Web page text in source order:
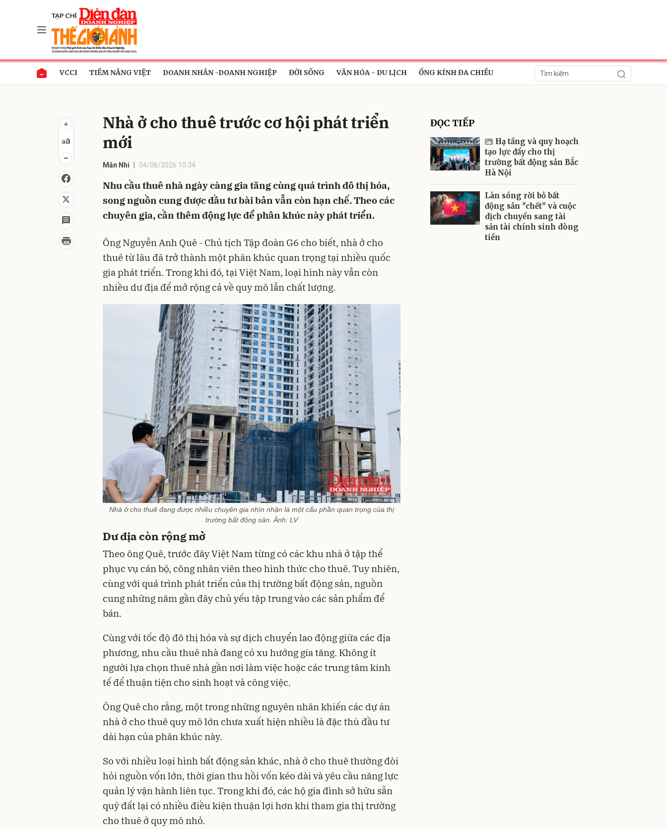
VCCI TIỀM NĂNG VIỆT DOANH NHÂN -DOANH NGHIỆP ĐỜI SỐNG VĂN HÓA - DU LỊCH ỐNG KÍNH ĐA CHIỀU
Nhà ở cho thuê trước cơ hội phát triển
mới
Mẫn Nhi 04/06/2026 10:34
Nhu cầu thuê nhà ngày càng gia tăng cùng quá trình đô thị hóa,
song nguồn cung được đầu tư bài bản vẫn còn hạn chế. Theo các
chuyên gia, cần thêm động lực để phân khúc này phát triển.
Ông Nguyễn Anh Quê - Chủ tịch Tập đoàn G6 cho biết, nhà ở cho
thuê từ lâu đã trở thành một phân khúc quan trọng tại nhiều quốc
gia phát triển. Trong khi đó, tại Việt Nam, loại hình này vẫn còn
nhiều dư địa để mở rộng cả về quy mô lẫn chất lượng.
Nhà ở cho thuê đang được nhiều chuyên gia nhìn nhận là một cấu phần quan trọng của thị
trường bất động sản. Ảnh: LV
Dư địa còn rộng mở
Theo ông Quê, trước đây Việt Nam từng có các khu nhà ở tập thể
phục vụ cán bộ, công nhân viên theo hình thức cho thuê. Tuy nhiên,
cùng với quá trình phát triển của thị trường bất động sản, nguồn
cung những năm gần đây chủ yếu tập trung vào các sản phẩm để
bán.
Cùng với tốc độ đô thị hóa và sự dịch chuyển lao động giữa các địa
phương, nhu cầu thuê nhà đang có xu hướng gia tăng. Không ít
người lựa chọn thuê nhà gần nơi làm việc hoặc các trung tâm kinh
tế để thuận tiện cho sinh hoạt và công việc.
Ông Quê cho rằng, một trong những nguyên nhân khiến các dự án
nhà ở cho thuê quy mô lớn chưa xuất hiện nhiều là đặc thù đầu tư
dài hạn của phân khúc này.
So với nhiều loại hình bất động sản khác, nhà ở cho thuê thường đòi
hỏi nguồn vốn lớn, thời gian thu hồi vốn kéo dài và yêu cầu năng lực
quản lý vận hành liên tục. Trong khi đó, các hộ gia đình sở hữu sẵn
quỹ đất lại có nhiều điều kiện thuận lợi hơn khi tham gia thị trường
cho thuê ở quy mô nhỏ.
ĐỌC TIẾP
Hạ tầng và quy hoạch
tạo lực đẩy cho thị
trường bất động sản Bắc
Hà Nội
Làn sóng rời bỏ bất
động sản "chết" và cuộc
dịch chuyển sang tài
sản tài chính sinh dòng
tiền
Gửi